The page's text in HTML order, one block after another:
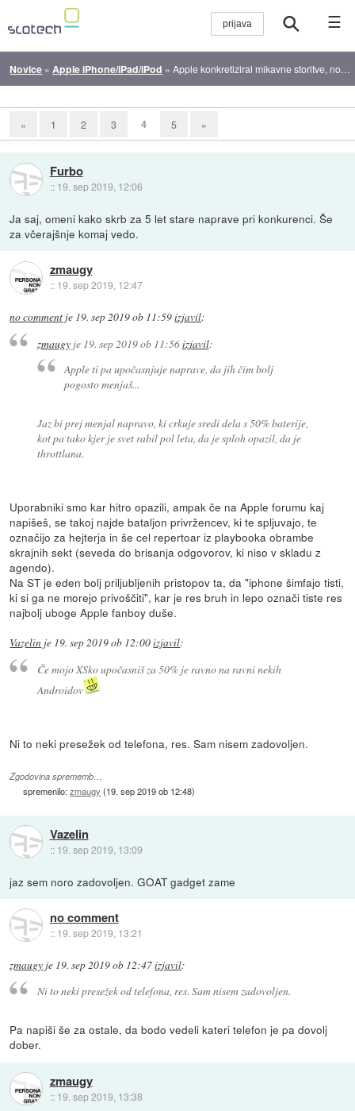
☰
Novice » Apple iPhone/iPad/iPod »Apple konkretiziral mikavne storitve, novi iPhoni stavijo na objektive
« 1 2 3 4 5 »
Furbo
:: 19. sep 2019, 12:06
Ja saj, omeni kako skrb za 5 let stare naprave pri konkurenci. Še
za včerajšnje komaj vedo.
zmaugy
:: 19. sep 2019, 12:47
no comment je 19. sep 2019 ob 11:59izjavil:
zmaugyje 19. sep 2019 ob 11:56izjavil:
Apple ti pa upočasnjuje naprave, da jih čim bolj
pogosto menjaš...
Jaz bi prej menjal napravo, ki crkuje sredi dela s 50% baterije,
kot pa tako kjer je svet rabil pol leta, da je sploh opazil, da je
throttlana.
Uporabniki smo kar hitro opazili, ampak če na Apple forumu kaj
napišeš, se takoj najde bataljon privržencev, ki te spljuvajo, te
označijo za hejterja in še cel repertoar iz playbooka obrambe
skrajnih sekt (seveda do brisanja odgovorov, ki niso v skladu z
agendo).
Na ST je eden bolj priljubljenih pristopov ta, da "iphone šimfajo tisti,
ki si ga ne morejo privoščiti", kar je res bruh in lepo označi tiste res
najbolj uboge Apple fanboy duše.
Vazelin je 19. sep 2019 ob 12:00izjavil:
Če mojo XSko upočasniš za 50% je ravno na ravni nekih
Androidov
Ni to neki presežek od telefona, res. Sam nisem zadovoljen.
Zgodovina sprememb…
spremenilo:zmaugy (19. sep 2019 ob 12:48)
Vazelin
:: 19. sep 2019, 13:09
jaz sem noro zadovoljen. GOAT gadget zame
no comment
:: 19. sep 2019, 13:21
zmaugy je 19. sep 2019 ob 12:47izjavil:
Ni to neki presežek od telefona, res. Sam nisem zadovoljen.
Pa napiši še za ostale, da bodo vedeli kateri telefon je pa dovolj
dober.
zmaugy
:: 19. sep 2019, 13:38